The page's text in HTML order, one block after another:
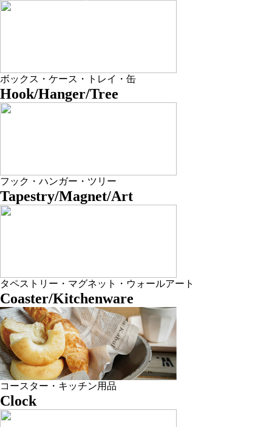
ボックス・ケース・トレイ・缶
Hook/Hanger/Tree
フック・ハンガー・ツリー
Tapestry/Magnet/Art
タペストリー・マグネット・ウォールアート
Coaster/Kitchenware
コースター・キッチン用品
Clock